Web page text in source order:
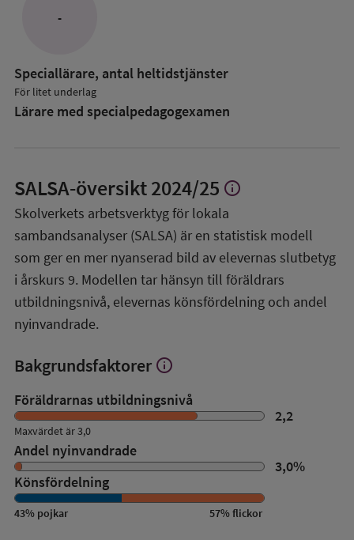
-
Speciallärare, antal heltidstjänster
För litet underlag
Lärare med specialpedagog­examen
SALSA-översikt2024/25 Visa
om
SALSA-
översikt
info
Skolverkets arbetsverktyg för lokala
sambandsanalyser (SALSA) är en statistisk modell
som ger en mer nyanserad bild av elevernas slutbetyg
i årskurs 9. Modellen tar hänsyn till föräldrars
utbildningsnivå, elevernas könsfördelning och andel
nyinvandrade.
Bakgrundsfaktorer Visa
om
Bakgrundsfaktorer
info
Föräldrarnas utbildningsnivå
2,2
Maxvärdet är 3,0
Andel nyinvandrade
3,0%
Könsfördelning
43% pojkar 57%flickor